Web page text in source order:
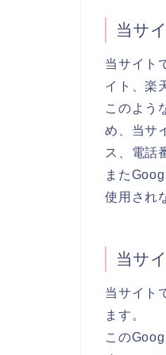
当サ
当サイト
イト、楽
このよう
め、当サ
ス、電話
また
使用され
当サ
当サイト
ます。
この